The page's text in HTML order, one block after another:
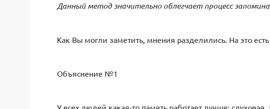
Данный метод значительно облегчает процесс
Как Вы могли заметить, мнения разделились. На это
Объяснение №1
У всех людей какая-то память работает лучше: